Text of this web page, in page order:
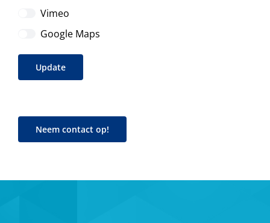
Vimeo
Google Maps
Update
Neem contact op!